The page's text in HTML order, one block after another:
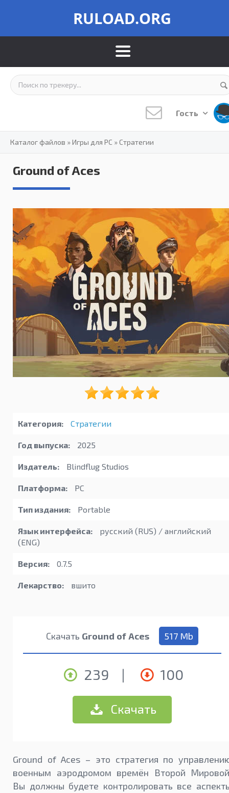
RULOAD.ORG
Гость
Каталог файлов »Игры для PC »Стратегии
Ground of Aces
Категория: Стратегии
Год выпуска: 2025
Издатель: Blindflug Studios
Платформа: PC
Тип издания: Portable
Язык интерфейса:
русский (RUS) / английский
(ENG)
Версия: 0.7.5
Лекарство: вшито
Скачать Ground of Aces 517 Mb
239 | 100
Скачать
Ground of Aces – это стратегия по
военным аэродромом времён Второй
Вы должны будете контролировать все